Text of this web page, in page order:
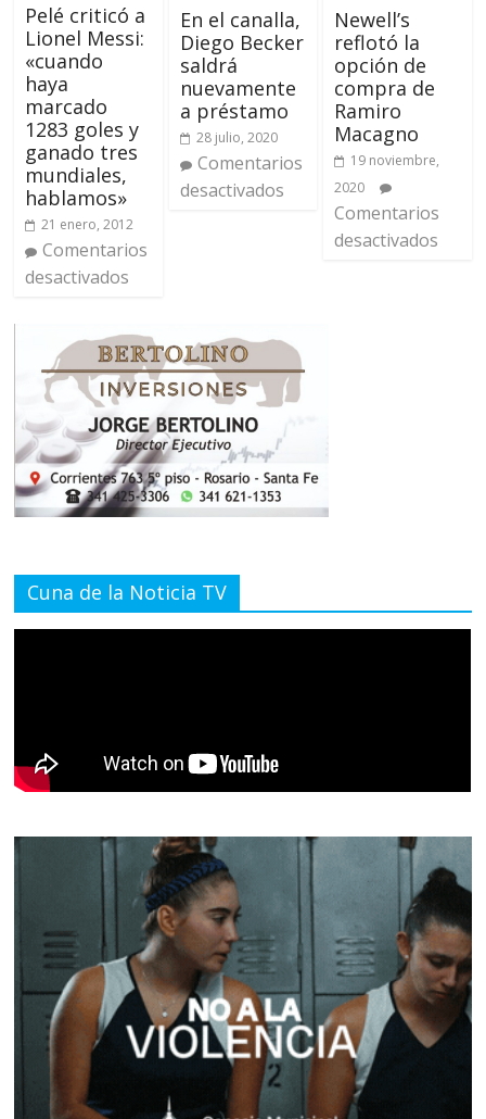
Pelé criticó a
Lionel Messi:
«cuando
haya
marcado
1283 goles y
ganado tres
mundiales,
hablamos»
21 enero, 2012
Comentarios
desactivados
En el canalla,
Diego Becker
saldrá
nuevamente
a préstamo
28 julio, 2020
Comentarios
desactivados
Newell’s
reflotó la
opción de
compra de
Ramiro
Macagno
19 noviembre,
2020
Comentarios
desactivados
Cuna de la Noticia TV